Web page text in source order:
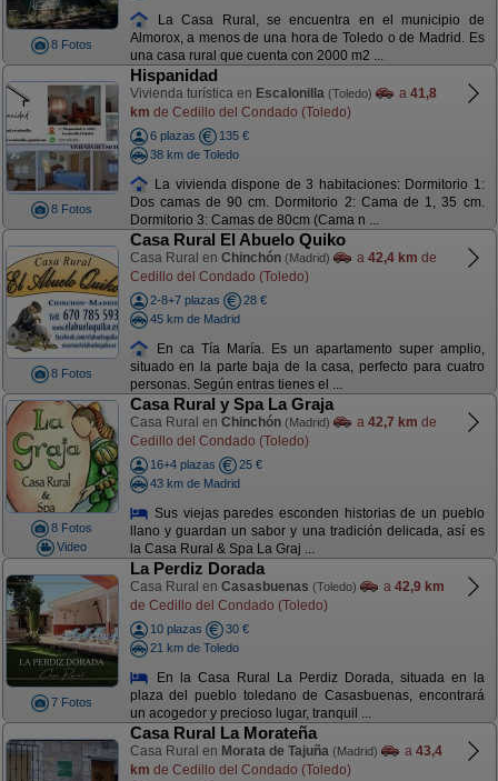
8 Fotos
La Casa Rural, se encuentra en el municipio de
Almorox, a menos de una hora de Toledo o de Madrid. Es
una casa rural que cuenta con 2000 m2 ...
8 Fotos
Hispanidad
Vivienda turística en Escalonilla (Toledo) a 41,8
km de Cedillo del Condado (Toledo)
6 plazas
135 €
38 km de Toledo
La vivienda dispone de 3 habitaciones: Dormitorio 1:
Dos camas de 90 cm. Dormitorio 2: Cama de 1, 35 cm.
Dormitorio 3: Camas de 80cm (Cama n ...
8 Fotos
Casa Rural El Abuelo Quiko
Casa Rural en Chinchón (Madrid) a 42,4 km de
Cedillo del Condado (Toledo)
2-8+7 plazas
28 €
45 km de Madrid
En ca Tía María. Es un apartamento super amplio,
situado en la parte baja de la casa, perfecto para cuatro
personas. Según entras tienes el ...
8 Fotos
Video
Casa Rural y Spa La Graja
Casa Rural en Chinchón (Madrid) a 42,7 km de
Cedillo del Condado (Toledo)
16+4 plazas
25 €
43 km de Madrid
Sus viejas paredes esconden historias de un pueblo
llano y guardan un sabor y una tradición delicada, así es
la Casa Rural & Spa La Graj ...
7 Fotos
La Perdiz Dorada
Casa Rural en Casasbuenas (Toledo) a 42,9 km
de Cedillo del Condado (Toledo)
10 plazas
30 €
21 km de Toledo
En la Casa Rural La Perdiz Dorada, situada en la
plaza del pueblo toledano de Casasbuenas, encontrará
un acogedor y precioso lugar, tranquil ...
Casa Rural La Morateña
Casa Rural en Morata de Tajuña (Madrid) a 43,4
km de Cedillo del Condado (Toledo)